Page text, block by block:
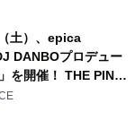
土）、epica
DANBOプロデュー
を開催！ THE PINK
DANCERS4名が